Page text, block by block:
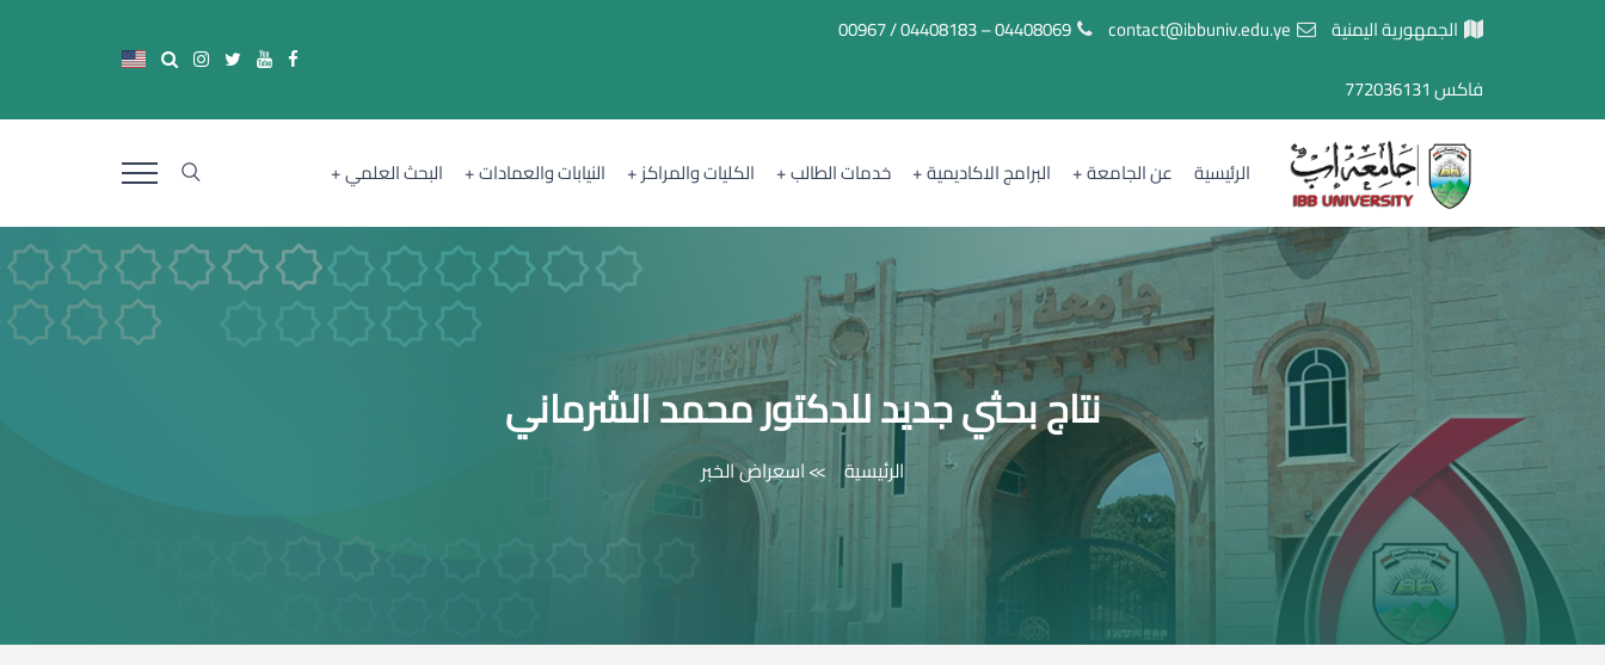
الجمهورية اليمنية contact@ibbuniv.edu.ye
04408069 – 04408183 / 00967
فاكس772036131
الرئيسية عن الجامعة البرامج الاكاديمية خدمات الطالب الكليات والمراكز النيابات والعمادات البحث العلمي
نتاج بحثي جديد للدكتور محمد الشرماني
الرئيسية اسعراض الخبر